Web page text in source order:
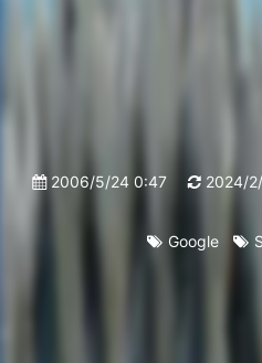
2006/5/24 0:47 2024/
Google